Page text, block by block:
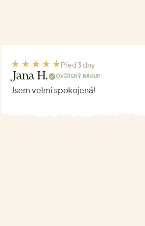
Před 3 dny
Jana H. OVĚŘENÝ NÁKUP
Jsem velmi spokojená!